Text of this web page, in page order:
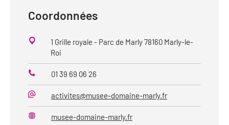
Coordonnées
1 Grille royale - Parc de Marly 78160 Marly-le-
Roi
Téléphone
01 39 69 06 26
Mail
activites@musee-domaine-marly.fr
musee-domaine-marly.fr